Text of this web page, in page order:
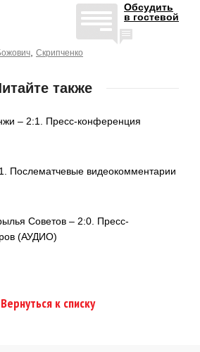
Обсудить
в гостевой
Скрипченко
также
– 2:1. Пресс-конференция
Послематчевые видеокомментарии
Советов – 2:0. Пресс-
(АУДИО)
Вернуться к списку